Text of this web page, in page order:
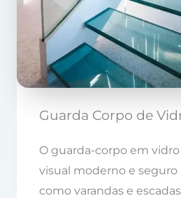
Guarda Corpo de
O guarda-corpo em
visual moderno e
como varandas e